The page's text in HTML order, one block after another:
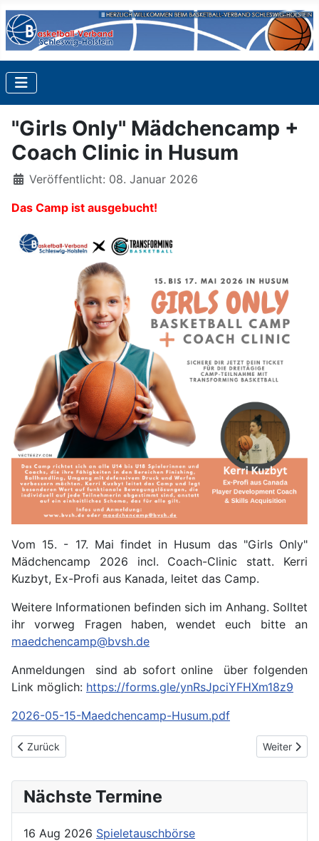
"Girls Only" Mädchencamp +
Coach Clinic in Husum
Details
Veröffentlicht: 08. Januar 2026
Das Camp ist ausgebucht!
Vom 15. - 17. Mai findet in Husum das "Girls Only"
Mädchencamp 2026 incl. Coach-Clinic statt. Kerri
Kuzbyt, Ex-Profi aus Kanada, leitet das Camp.
Weitere Informationen befinden sich im Anhang. Solltet
ihr vorweg Fragen haben, wendet euch bitte an
maedchencamp@bvsh.de
Anmeldungen sind ab sofort online über folgenden
Link möglich: https://forms.gle/ynRsJpciYFHXm18z9
2026-05-15-Maedchencamp-Husum.pdf
Previous article: Basketball Camp in Flensburg
Zurück Next
Weiter
Nächste Termine
16 Aug 2026 Spieletauschbörse